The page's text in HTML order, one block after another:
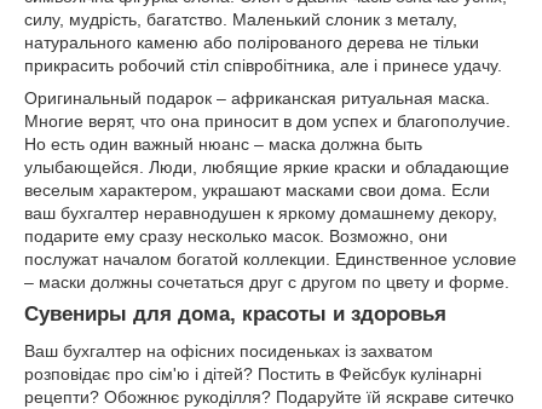
силу, мудрість, багатство. Маленький слоник з металу,
натурального каменю або полірованого дерева не тільки
прикрасить робочий стіл співробітника, але і принесе удачу.
Оригинальный подарок – африканская ритуальная маска.
Многие верят, что она приносит в дом успех и благополучие.
Но есть один важный нюанс – маска должна быть
улыбающейся. Люди, любящие яркие краски и обладающие
веселым характером, украшают масками свои дома. Если
ваш бухгалтер неравнодушен к яркому домашнему декору,
подарите ему сразу несколько масок. Возможно, они
послужат началом богатой коллекции. Единственное условие
– маски должны сочетаться друг с другом по цвету и форме.
Сувениры для дома, красоты и здоровья
Ваш бухгалтер на офісних посиденьках із захватом
розповідає про сім'ю і дітей? Постить в Фейсбук кулінарні
рецепти? Обожнює рукоділля? Подаруйте їй яскраве ситечко